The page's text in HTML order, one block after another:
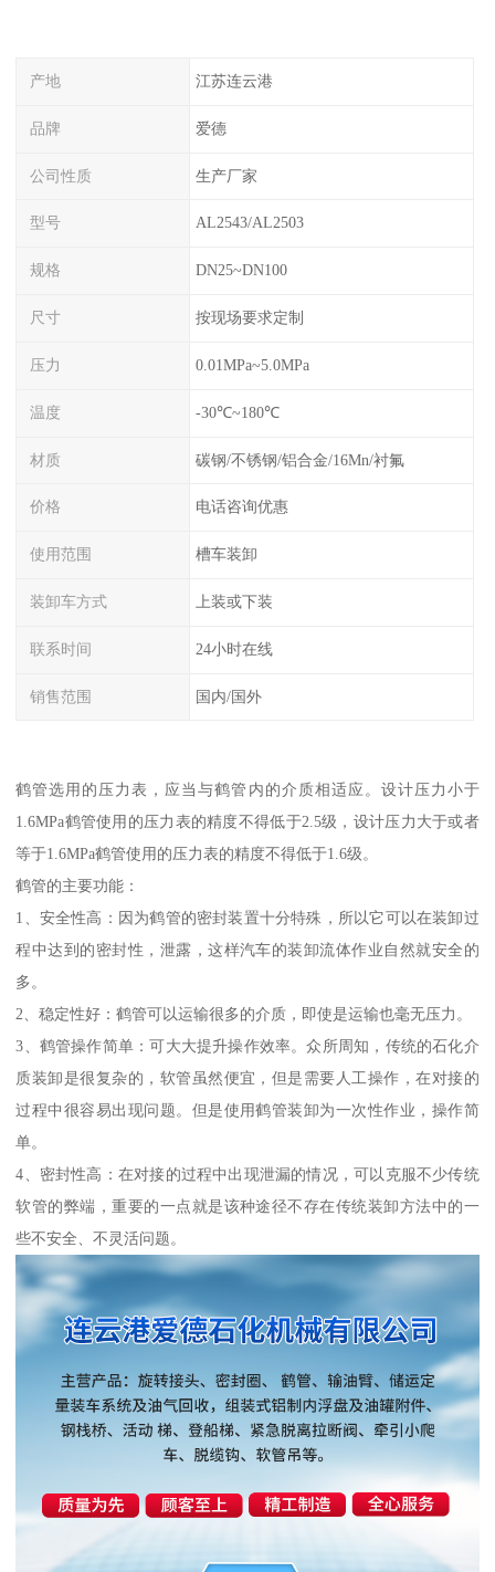
产地 江苏连云港
品牌 爱德
公司性质 生产厂家
型号 AL2543/AL2503
规格 DN25~DN100
尺寸 按现场要求定制
压力 0.01MPa~5.0MPa
温度 -30℃~180℃
材质 碳钢/不锈钢/铝合金/16Mn/衬氟
价格 电话咨询优惠
使用范围 槽车装卸
装卸车方式 上装或下装
联系时间 24小时在线
销售范围 国内/国外
鹤管选用的压力表，应当与鹤管内的介质相适应。设计压力小于
1.6MPa鹤管使用的压力表的精度不得低于2.5级，设计压力大于或者
等于1.6MPa鹤管使用的压力表的精度不得低于1.6级。
鹤管的主要功能：
1、安全性高：因为鹤管的密封装置十分特殊，所以它可以在装卸过
程中达到的密封性，泄露，这样汽车的装卸流体作业自然就安全的
多。
2、稳定性好：鹤管可以运输很多的介质，即使是运输也毫无压力。
3、鹤管操作简单：可大大提升操作效率。众所周知，传统的石化介
质装卸是很复杂的，软管虽然便宜，但是需要人工操作，在对接的
过程中很容易出现问题。但是使用鹤管装卸为一次性作业，操作简
单。
4、密封性高：在对接的过程中出现泄漏的情况，可以克服不少传统
软管的弊端，重要的一点就是该种途径不存在传统装卸方法中的一
些不安全、不灵活问题。